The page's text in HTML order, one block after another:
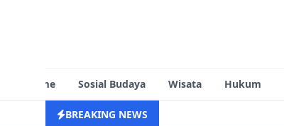
Home Sosial Budaya Wisata Hukum
BREAKING NEWS